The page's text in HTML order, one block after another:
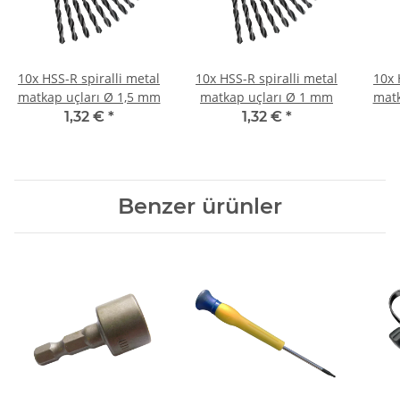
10x HSS-R spiralli metal
matkap uçları Ø 1,5 mm
1,32 € *
10x HSS-R spiralli metal
matkap uçları Ø 1 mm
1,32 € *
10x
Benzer ürünler